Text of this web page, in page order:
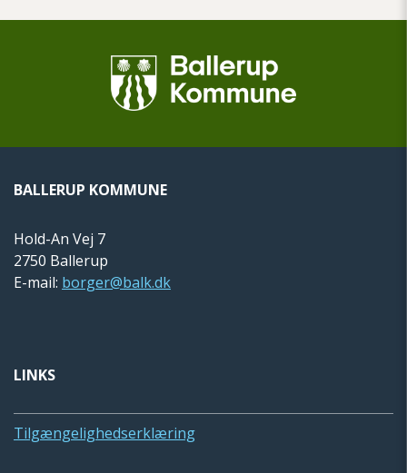
BALLERUP KOMMUNE
Hold-An Vej 7
2750 Ballerup
E-mail: borger@balk.dk
LINKS
Tilgængelighedserklæring